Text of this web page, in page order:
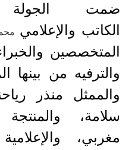
ضمت
الكاتب والإعلامي
المتخصصين
والترفيه من بينها
والممثل منذر
سلامة،
مغربي،